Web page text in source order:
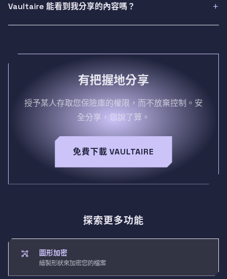
Vaultaire 能看到我分享的內容嗎？
有把握地分享
授予某人存取您保險庫的權限，而不放棄控制。安
全分享，您說了算。
免費下載 VAULTAIRE
探索更多功能
圖形加密
繪製形狀來加密您的檔案